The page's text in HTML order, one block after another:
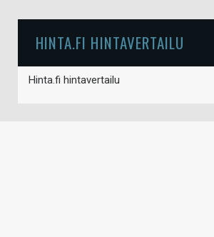
HINTA.FI HINTAVERTAILU
Hinta.fi hintavertailu